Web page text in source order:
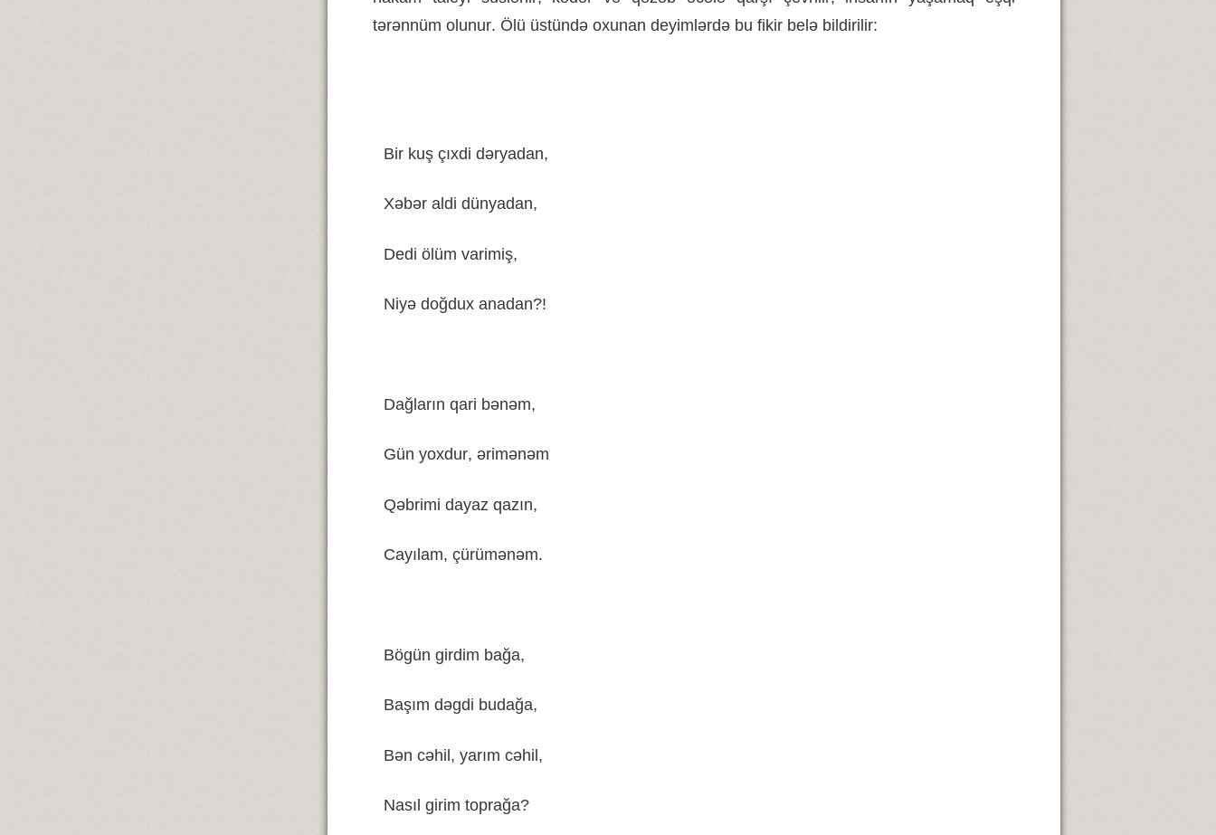
tərənnüm olunur. Ölü üstündə oxunan deyimlərdə bu fikir belə bildirilir:
Bir kuş çıxdi dəryadan,
Xəbər aldi dünyadan,
Dedi ölüm varimiş,
Niyə doğdux anadan?!
Dağların qari bənəm,
Gün yoxdur, ərimənəm
Qəbrimi dayaz qazın,
Cayılam, çürümənəm.
Bögün girdim bağa,
Başım dəgdi budağa,
Bən cəhil, yarım cəhil,
Nasıl girim toprağa?